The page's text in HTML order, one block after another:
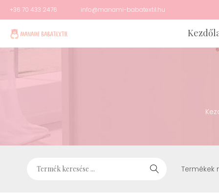
+36 70 433 2476 info@manami-babatextil.hu